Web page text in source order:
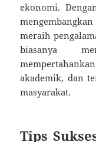
ekonomi.
meraih
biasanya
akademik, dan
masyarakat.
Tips